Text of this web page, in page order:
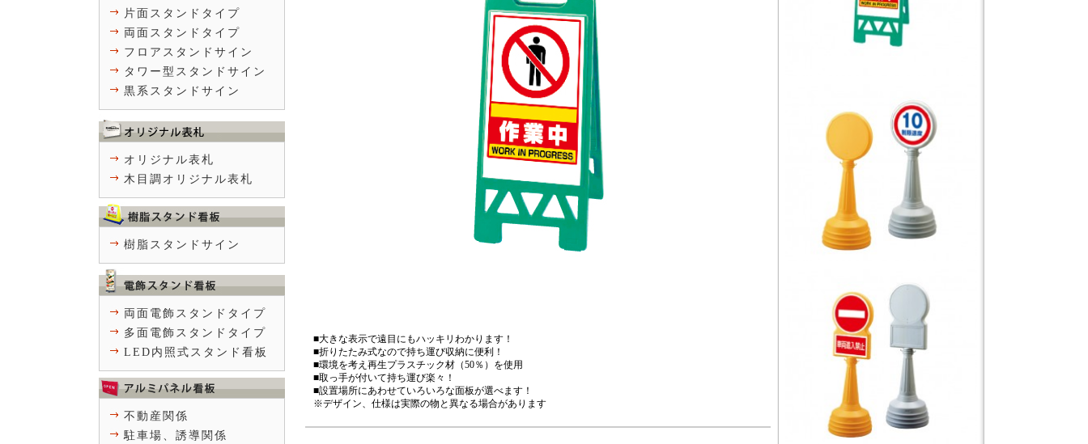
■大きな表示で遠目にもハッキリわかります！
■折りたたみ式なので持ち運び収納に便利！
■環境を考え再生プラスチック材（50％）を使用
■取っ手が付いて持ち運び楽々！
■設置場所にあわせていろいろな面板が選べます！
※デザイン、仕様は実際の物と異なる場合があります
片面スタンドタイプ
両面スタンドタイプ
フロアスタンドサイン
タワー型スタンドサイン
黒系スタンドサイン
オリジナル表札
木目調オリジナル表札
樹脂スタンドサイン
両面電飾スタンドタイプ
多面電飾スタンドタイプ
LED内照式スタンド看板
不動産関係
駐車場、誘導関係